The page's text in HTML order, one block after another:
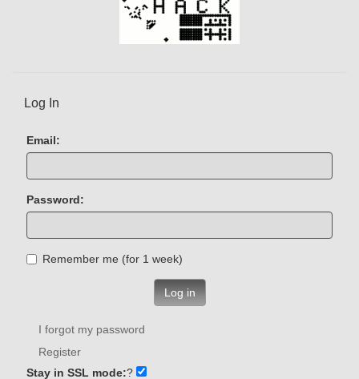
Log In
Email:
Password:
Remember me (for 1 week)
Log in
I forgot my password
Register
Stay in SSL mode:?